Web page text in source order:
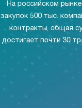
На российском
закупок 500 тыс.
контракты, общая
достигает почти 30